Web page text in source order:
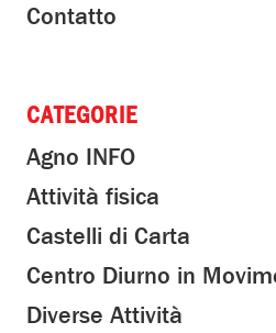
Contatto
CATEGORIE
Agno INFO
Attività fisica
Castelli di Carta
Centro Diurno in
Diverse Attività